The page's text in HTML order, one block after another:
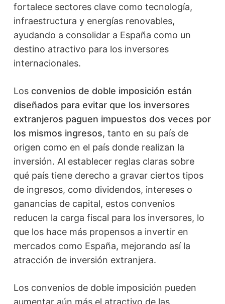
fortalece sectores clave como tecnología,
infraestructura y energías renovables,
ayudando a consolidar a España como un
destino atractivo para los inversores
internacionales.
Los convenios de doble imposición están
diseñados para evitar que los inversores
extranjeros paguen impuestos dos veces por
los mismos ingresos, tanto en su país de
origen como en el país donde realizan la
inversión. Al establecer reglas claras sobre
qué país tiene derecho a gravar ciertos tipos
de ingresos, como dividendos, intereses o
ganancias de capital, estos convenios
reducen la carga fiscal para los inversores, lo
que los hace más propensos a invertir en
mercados como España, mejorando así la
atracción de inversión extranjera.
Los convenios de doble imposición pueden
aumentar aún más el atractivo de las